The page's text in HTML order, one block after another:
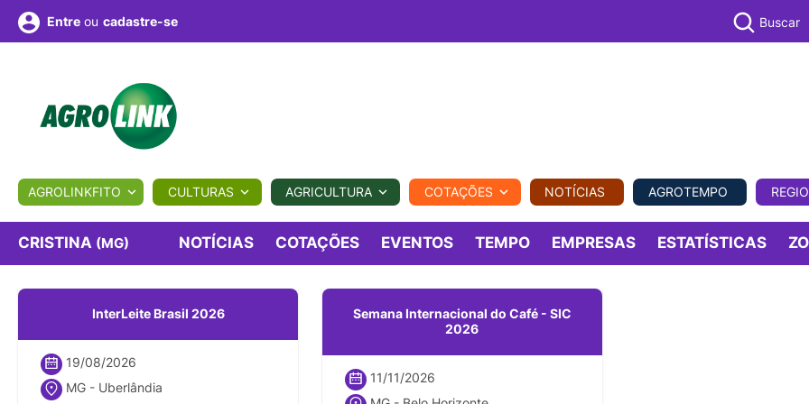
BIOLÓGICOS COTAÇÕES NOTÍCIAS AGROTEMPO REGIONAL COMERCIAL AGROVIAGENS
Conversor Colunistas Eventos
Fotos
Entre ou cadastre-se Buscar
AGROLINKFITO CULTURAS AGRICULTURA COTAÇÕES NOTÍCIAS AGROTEMPO
CRISTINA (MG) NOTÍCIAS COTAÇÕES EVENTOS TEMPO EMPRESAS ESTATÍSTICAS
InterLeite Brasil 2026
19/08/2026
MG - Uberlândia
Semana Internacional do Café - SIC
2026
11/11/2026